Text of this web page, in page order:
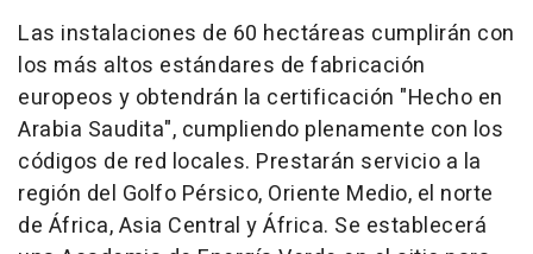
Las instalaciones de 60 hectáreas cumplirán con
los más altos estándares de fabricación
europeos y obtendrán la certificación "Hecho en
Arabia Saudita", cumpliendo plenamente con los
códigos de red locales. Prestarán servicio a la
región del Golfo Pérsico, Oriente Medio, el norte
de África, Asia Central y África. Se establecerá